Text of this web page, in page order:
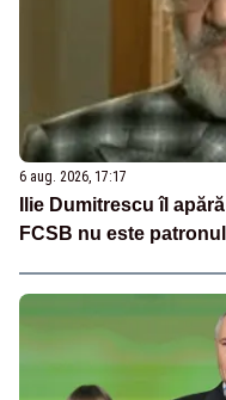
6 aug. 2026, 17:17
Ilie Dumitrescu îl
FCSB nu este